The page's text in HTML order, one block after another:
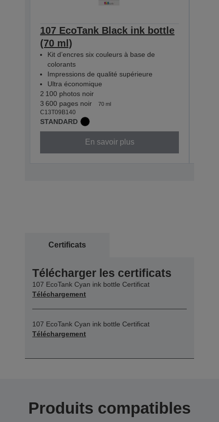
107 EcoTank Black ink bottle
(70 ml)
Kit d’encres six couleurs à base de
colorants
Impressions de qualité supérieure
Ultra économique
2 100 photos noir
3 600 pages noir
70 ml
C13T09B140
STANDARD
En savoir plus
Certificats
Télécharger les certificats
107 EcoTank Cyan ink bottle Certificat
Téléchargement
107 EcoTank Cyan ink bottle Certificat
Téléchargement
Produits compatibles